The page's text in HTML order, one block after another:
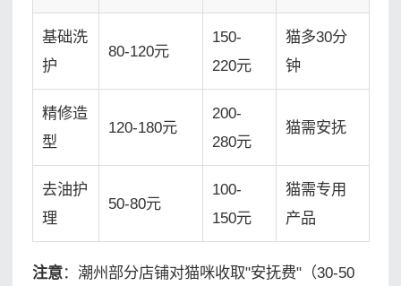
基础洗
护
80-120元
150-
220元
猫多30分
钟
精修造
型
120-180元
200-
280元
猫需安抚
去油护
理
50-80元
100-
150元
猫需专用
产品
注意：潮州部分店铺对猫咪收取"安抚费"（30-50